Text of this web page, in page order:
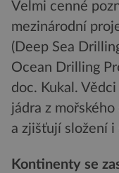
Velmi cenné
mezinárodní
(Deep Sea
Ocean Drilling
doc. Kukal.
jádra z
a zjišťují složení
Kontinenty se